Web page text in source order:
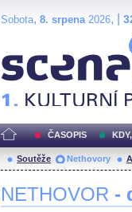
Sobota, 8. srpena2026, |
ČASOPIS
Soutěže Nethovory
NETHOVOR -